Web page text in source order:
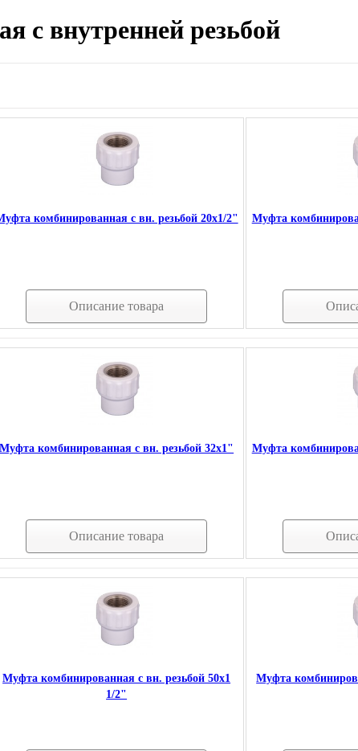
с внутренней резьбой
комбинированная с вн. резьбой 20х1/2"
Описание товара
Муфта
Муфта комбинированная с вн. резьбой 32х1"
Описание товара
Муфта
Муфта комбинированная с вн. резьбой 50х1
1/2"
Муфта